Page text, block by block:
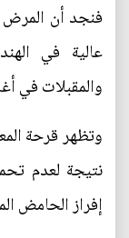
والمقبلات في
وتظهر قرحة
نتيجة لعدم
إفراز الحامض